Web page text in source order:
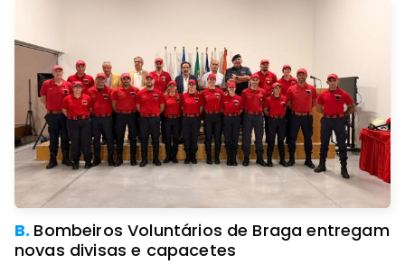
B. Bombeiros Voluntários de Braga entregam
novas divisas e capacetes